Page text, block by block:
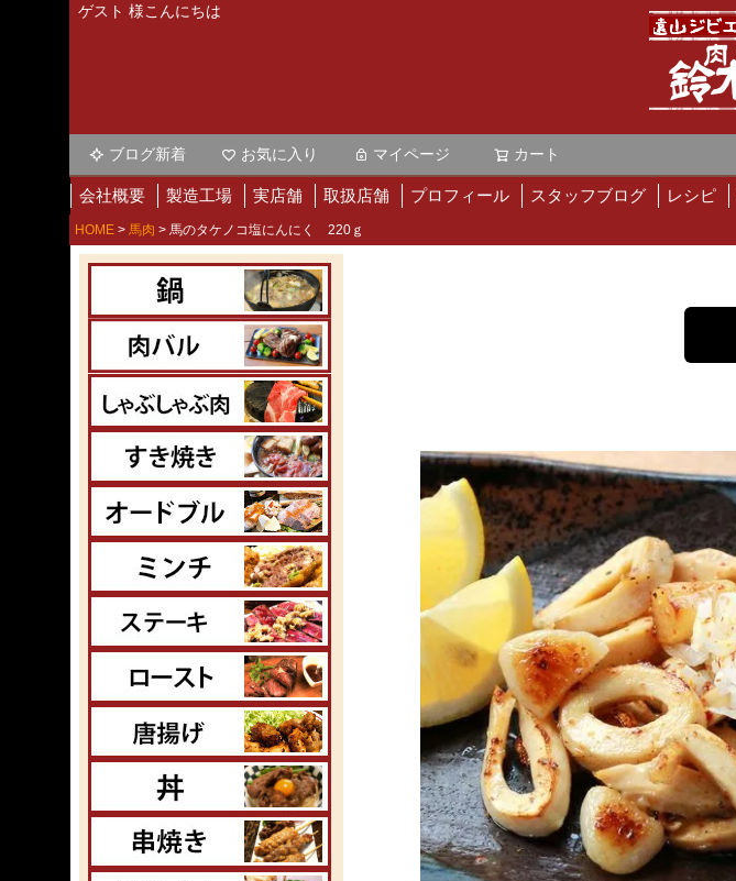
ゲスト 様こんにちは
ブログ新着 お気に入り マイページ カート
会社概要 製造工場 実店舗 取扱店舗 プロフィール スタッフブログ レシピ
HOME 馬肉 馬のタケノコ塩にんにく 220ｇ